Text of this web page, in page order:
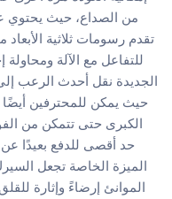
من الصداع، حيث
تقدم رسومات ثلاثية
للتفاعل مع الآلة
حيث يمكن للمحترفين
الكبرى حتى تتمكن من
الميزة الخاصة تجعل
الموانئ إرضاءً وإثارة